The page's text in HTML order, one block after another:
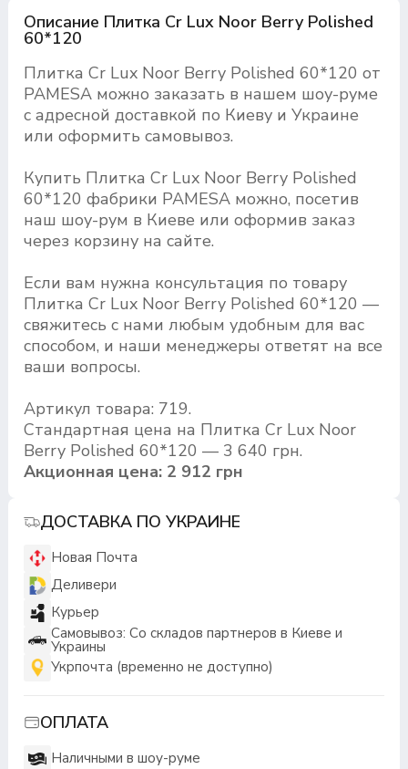
Описание Плитка Cr Lux Noor Berry Polished
60*120
Плитка Cr Lux Noor Berry Polished 60*120 от
PAMESA можно заказать в нашем шоу-руме
с адресной доставкой по Киеву и Украине
или оформить самовывоз.
Купить Плитка Cr Lux Noor Berry Polished
60*120 фабрики PAMESA можно, посетив
наш шоу-рум в Киеве или оформив заказ
через корзину на сайте.
Если вам нужна консультация по товару
Плитка Cr Lux Noor Berry Polished 60*120 —
свяжитесь с нами любым удобным для вас
способом, и наши менеджеры ответят на все
ваши вопросы.
Артикул товара: 719.
Стандартная цена на Плитка Cr Lux Noor
Berry Polished 60*120 — 3 640 грн.
Акционная цена: 2 912 грн
ДОСТАВКА ПО УКРАИНЕ
Новая Почта
Деливери
Курьер
Самовывоз: Со складов партнеров в Киеве и
Украины
Укрпочта (временно не доступно)
ОПЛАТА
Наличными в шоу-руме